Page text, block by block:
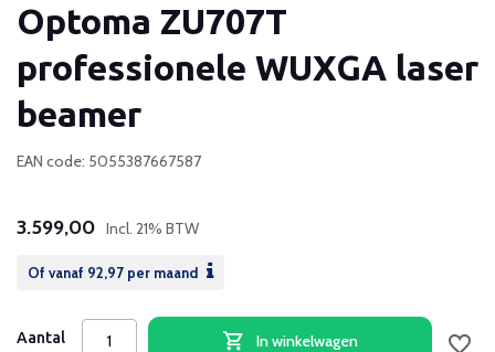
Optoma ZU707T
professionele WUXGA laser
beamer
EAN code: 5055387667587
3.599,00 Incl. 21% BTW
Of vanaf 92,97 per maand
Aantal In winkelwagen